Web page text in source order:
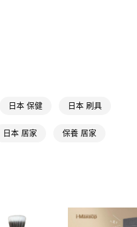
需儲值。
即可結帳。
。
即可完成結帳。
簡訊。
方視為交易完成。
費，但若您需要取消訂單，請聯絡
訂單仍視為有效，需透過AFTEE先享
運費
日本 保健 日本 刷具
日本 居家 保養 居家